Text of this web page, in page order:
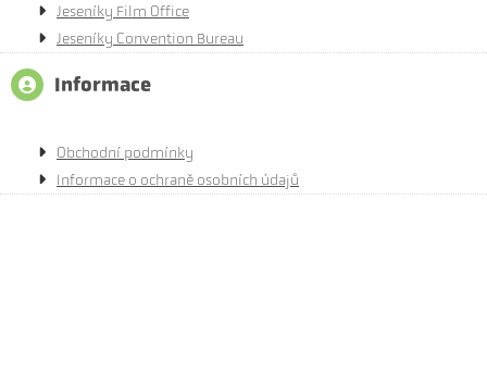
Jeseníky Film Office
Jeseníky Convention Bureau
Informace
Obchodní podmínky
Informace o ochraně osobních údajů